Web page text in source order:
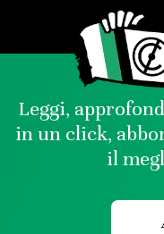
Leggi,
in un click,
il